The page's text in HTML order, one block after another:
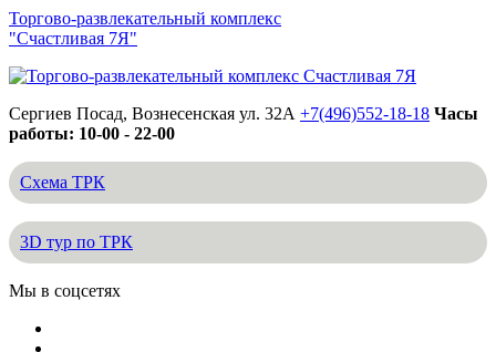
Торгово-развлекательный комплекс
"Счастливая 7Я"
Сергиев Посад, Вознесенская ул. 32А +7(496)552-18-18 Часы
работы: 10-00 - 22-00
Схема ТРК
3D тур по ТРК
Мы в соцсетях